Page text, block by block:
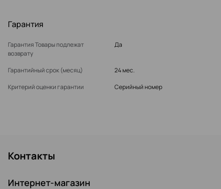
Гарантия
Гарантия Товары подлежат
возврату
Да
Гарантийный срок (месяц)
24 мес.
Критерий оценки гарантии
Серийный номер
Контакты
Интернет-магазин